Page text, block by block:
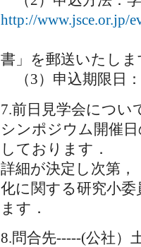
http://www.jsce.or.jp/
書」を郵送いたしま
（3）申込期限日
7.前日見学会につい
シンポジウム開催
しております．
詳細が決定し次第
化に関する研究小
ます．
8.問合先-----(公社